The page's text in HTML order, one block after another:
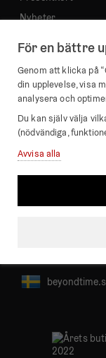
För en bättre
Genom att klicka på
din upplevelse, visa
analysera och
Du kan själv välja
(nödvändiga,
Avvisa alla
Nyheter
Beyond Time /
Bärnstensgatan 14
25361 Helsingborg
Org.nr: 559042-